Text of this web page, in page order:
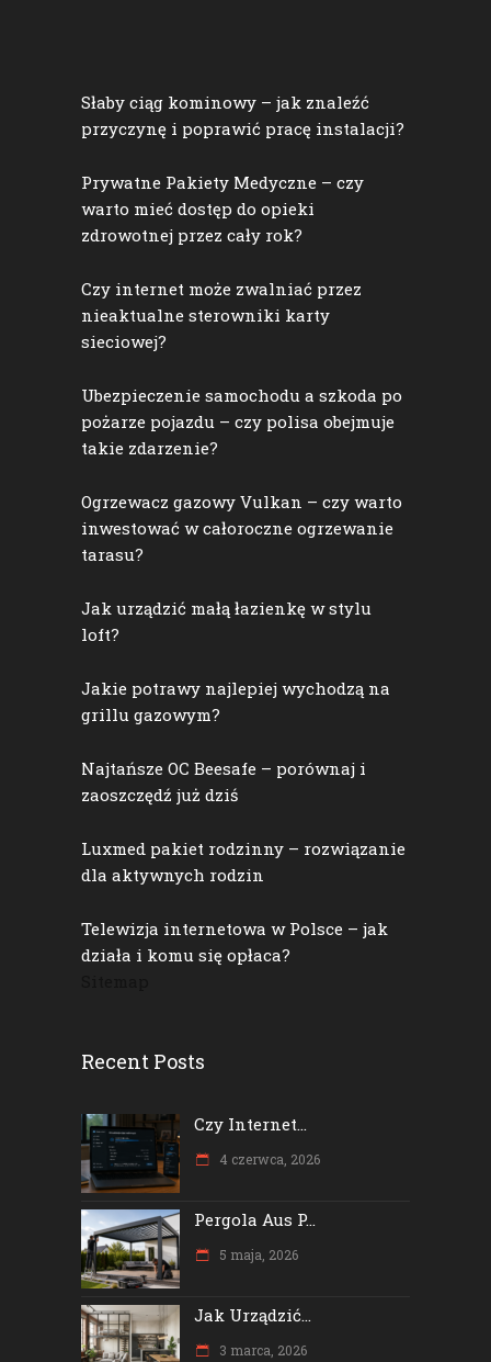
Słaby ciąg kominowy – jak znaleźć
przyczynę i poprawić pracę instalacji?
Prywatne Pakiety Medyczne – czy
warto mieć dostęp do opieki
zdrowotnej przez cały rok?
Czy internet może zwalniać przez
nieaktualne sterowniki karty
sieciowej?
Ubezpieczenie samochodu a szkoda po
pożarze pojazdu – czy polisa obejmuje
takie zdarzenie?
Ogrzewacz gazowy Vulkan – czy warto
inwestować w całoroczne ogrzewanie
tarasu?
Jak urządzić małą łazienkę w stylu
loft?
Jakie potrawy najlepiej wychodzą na
grillu gazowym?
Najtańsze OC Beesafe – porównaj i
zaoszczędź już dziś
Luxmed pakiet rodzinny – rozwiązanie
dla aktywnych rodzin
Telewizja internetowa w Polsce – jak
działa i komu się opłaca?
Recent Posts
Czy Internet...
4 czerwca, 2026
Pergola Aus P...
5 maja, 2026
Jak Urządzić...
3 marca, 2026